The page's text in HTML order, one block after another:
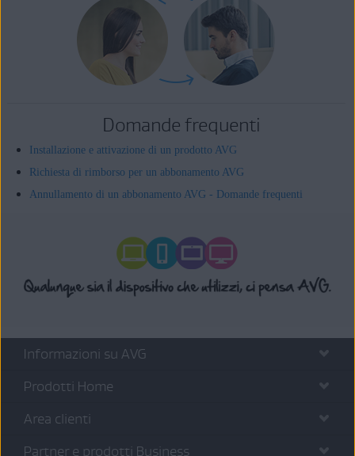
Domande frequenti
Installazione e attivazione di un prodotto AVG
Richiesta di rimborso per un abbonamento AVG
Annullamento di un abbonamento AVG - Domande frequenti
Informazioni su AVG
Prodotti Home
Area clienti
Partner e prodotti Business